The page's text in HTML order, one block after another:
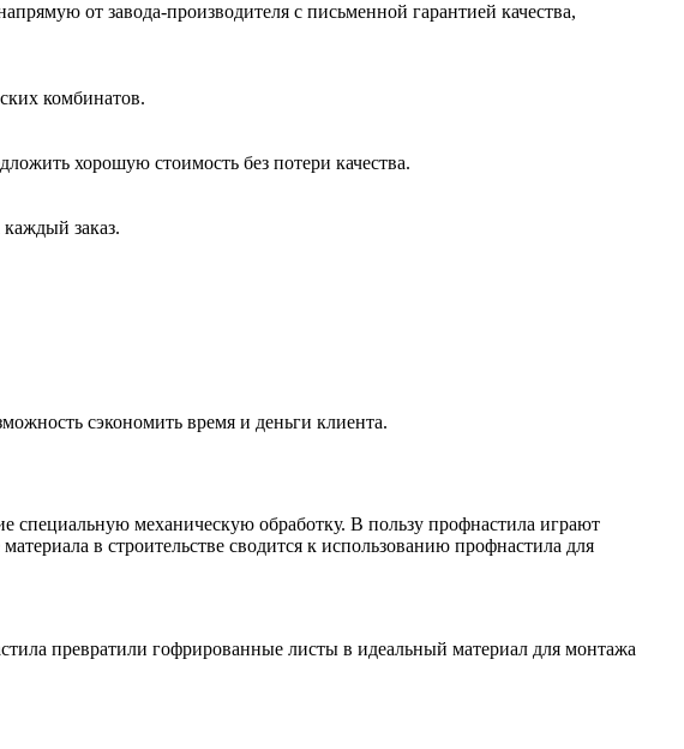
от завода-производителя с письменной гарантией качества,
комбинатов.
хорошую стоимость без потери качества.
заказ.
сэкономить время и деньги клиента.
механическую обработку. В пользу профнастила играют
в строительстве сводится к использованию профнастила для
превратили гофрированные листы в идеальный материал для монтажа